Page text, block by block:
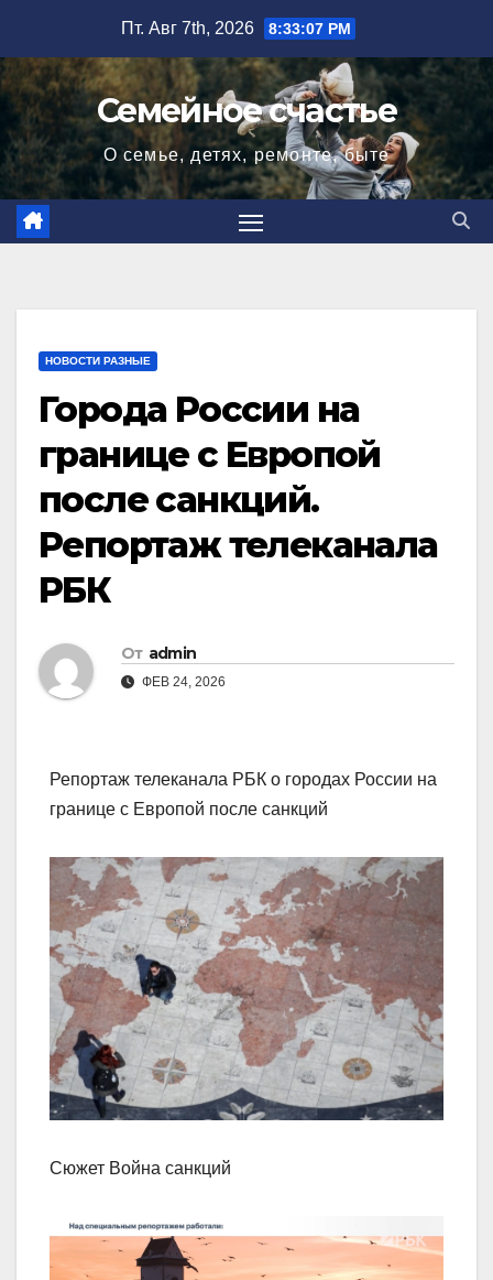
содержимому
Пт. Авг 7th, 2026 8:33:08 PM
Семейное счастье
О семье, детях, ремонте, быте
НОВОСТИ РАЗНЫЕ
Города России на
границе с Европой
после санкций.
Репортаж телеканала
РБК
От admin
ФЕВ 24, 2026
Репортаж телеканала РБК о городах России на
границе с Европой после санкций
Сюжет Война санкций